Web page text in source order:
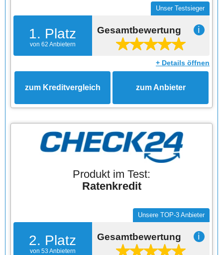
1. Platz
von 62 Anbietern
Unser Testsieger
Gesamtbewertung ℹ
+ Details öffnen
zum Kreditvergleich zum Anbieter
Produkt im Test:
Ratenkredit
2. Platz
von 53 Anbietern
Unsere TOP-3 Anbieter
Gesamtbewertung ℹ